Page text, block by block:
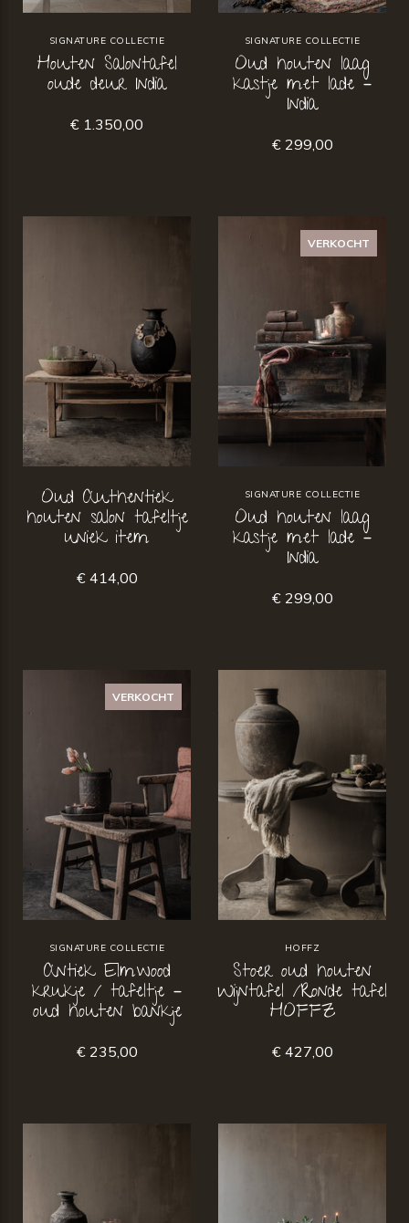
SIGNATURE COLLECTIE
Houten Salontafel
oude deur India
€ 1.350,00
SIGNATURE COLLECTIE
Oud houten laag
kastje met lade –
India
€ 299,00
Oud Authentiek
houten salon tafeltje
uniek item
€ 414,00
VERKOCHT
SIGNATURE COLLECTIE
Oud houten laag
kastje met lade –
India
€ 299,00
VERKOCHT
SIGNATURE COLLECTIE
Antiek Elmwood
krukje / tafeltje –
oud houten bankje
€ 235,00
HOFFZ
Stoer oud houten
Wijntafel /Ronde tafel
HOFFZ
€ 427,00